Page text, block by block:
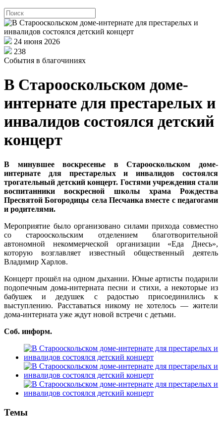
24 июня 2026
238
События в благочиниях
В Старооскольском доме-
интернате для престарелых и
инвалидов состоялся детский
концерт
В минувшее воскресенье в Старооскольском доме-
интернате для престарелых и инвалидов состоялся
трогательный детский концерт. Гостями учреждения стали
воспитанники воскресной школы храма Рождества
Пресвятой Богородицы села Песчанка вместе с педагогами
и родителями.
Мероприятие было организовано силами прихода совместно
со старооскольским отделением благотворительной
автономной некоммерческой организации «Еда Днесь»,
которую возглавляет известный общественный деятель
Владимир Харлов.
Концерт прошёл на одном дыхании. Юные артисты подарили
подопечным дома-интерната песни и стихи, а некоторые из
бабушек и дедушек с радостью присоединились к
выступлению. Расставаться никому не хотелось — жители
дома-интерната уже ждут новой встречи с детьми.
Соб. информ.
Темы